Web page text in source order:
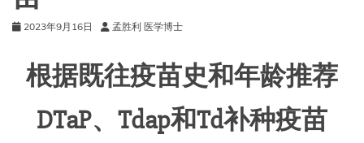
2023年9月16日 孟胜利 医学博士
根据既往疫苗史和年龄推荐
DTaP、Tdap和Td补种疫苗